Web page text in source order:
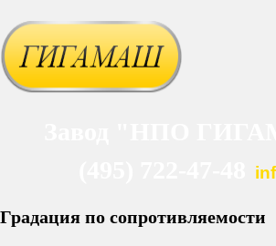
Градация по сопротивляемости